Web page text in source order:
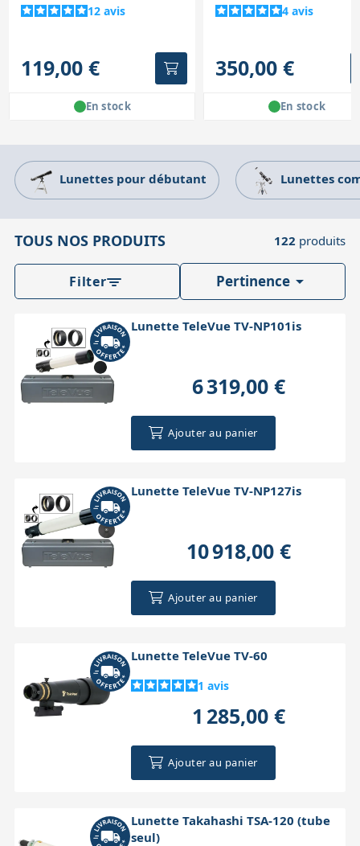
12avis
119,00 €
En stock
4avis
350,00 €
En stock
Lunettes pour débutant Lunettes
TOUS NOS PRODUITS 122 produits
Filter Pertinence 
Lunette TeleVue TV-NP101is
6 319,00 €
Ajouter au panier
Lunette TeleVue TV-NP127is
10 918,00 €
Ajouter au panier
Lunette TeleVue TV-60
1 avis
1 285,00 €
Ajouter au panier
Lunette Takahashi TSA-120 (tube
seul)